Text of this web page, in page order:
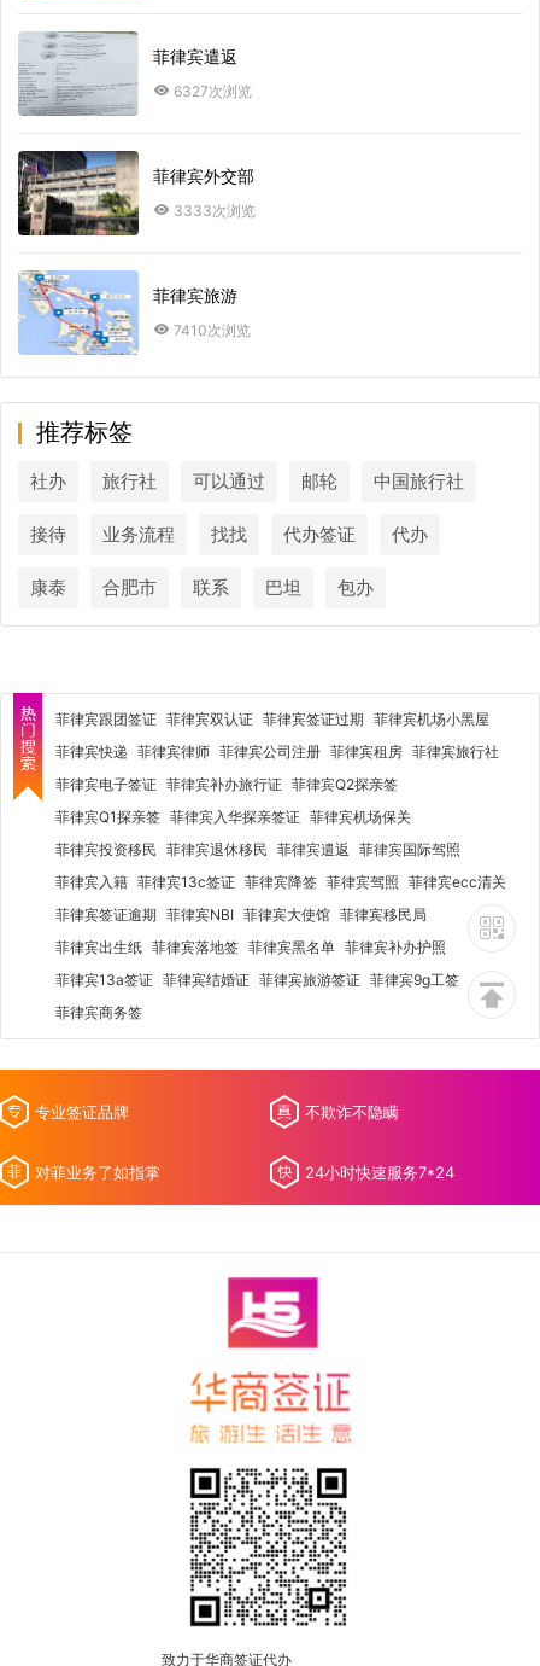
菲律宾遣返
6327次浏览
菲律宾外交部
3333次浏览
菲律宾旅游
7410次浏览
推荐标签
社办 旅行社 可以通过 邮轮 中国旅行社
接待 业务流程 找找 代办签证 代办
康泰 合肥市 联系 巴坦 包办
菲律宾跟团签证 菲律宾双认证 菲律宾签证过期 菲律宾机场小黑屋
菲律宾快递 菲律宾律师 菲律宾公司注册 菲律宾租房 菲律宾旅行社
菲律宾电子签证 菲律宾补办旅行证 菲律宾Q2探亲签
菲律宾Q1探亲签 菲律宾入华探亲签证 菲律宾机场保关
菲律宾投资移民 菲律宾退休移民 菲律宾遣返 菲律宾国际驾照
菲律宾入籍 菲律宾13c签证 菲律宾降签 菲律宾驾照 菲律宾ecc清关
菲律宾签证逾期 菲律宾NBI 菲律宾大使馆 菲律宾移民局
菲律宾出生纸 菲律宾落地签 菲律宾黑名单 菲律宾补办护照
菲律宾13a签证 菲律宾结婚证 菲律宾旅游签证 菲律宾9g工签
菲律宾商务签
专业签证品牌 不欺诈不隐瞒
对菲业务了如指掌 24小时快速服务7*24
致力于华商签证代办